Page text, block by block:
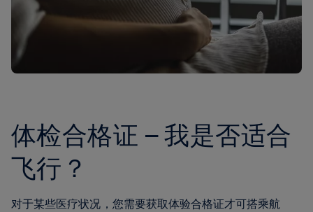
体检合格证 – 我是否适合
飞行？
对于某些医疗状况，您需要获取体验合格证才可搭乘航